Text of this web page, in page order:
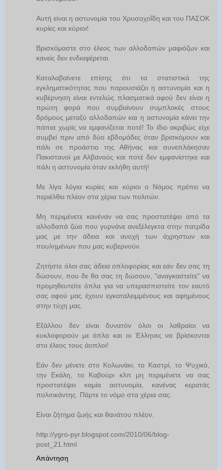
Αυτή είναι η αστυνομία του Χρυσοχοΐδη και του ΠΑΣΟΚ
κυρίες και κύριοι!
Βρισκόμαστε στο έλεος των αλλοδαπών μαφιόζων και
κανείς δεν ενδιαφέρεται.
Καταλαβαίνετε επίσης ότι τα στατιστικά της
εγκληματικότητας που παρουσιάζει η αστυνομία και η
κυβέρνηση είναι εντελώς πλασματικά αφού δεν είναι η
πρώτη φορά που συμβαίνουν συμπλοκές στους
δρόμους μεταξύ αλλοδαπών και η αστυνομία κάνει την
πάπια χωρίς να εμφανίζεται ποτέ! Το ίδιο ακριβώς είχε
συμβεί πριν από δύο εβδομάδες όταν βρισκόμουν και
πάλι σε προάστιο της Αθήνας και συνεπλάκησαν
Πακιστανοί με Αλβανούς και ποτέ δεν εμφανίστηκε και
πάλι η αστυνομία όταν εκλήθη αυτή!
Με λίγα λόγια κυρίες και κύριοι ο Νόμος πρέπει να
περιέλθει πλέον στα χέρια των πολιτών.
Μη περιμένετε κανέναν να σας προστατέψει από τα
αλλοδαπά ζώα που γυρνάνε ανεξέλεγκτα στην πατρίδα
μας με την άδεια και ανοχή των άχρηστων και
πουλημένων που μας κυβερνούν.
Ζητήστε όλοι σας άδεια οπλοφορίας και εάν δεν σας τη
δώσουν, που δε θα σας τη δώσουν, "αναγκαστείτε" να
προμηθευτείτε όπλα για να υπερασπιστείτε τον εαυτό
σας αφού μας έχουν εγκαταλειμμένους και αφημένους
στην τύχη μας.
Εξάλλου δεν είναι δυνατόν όλοι οι λαθραίοι να
κυκλοφορούν με όπλα και οι Έλληνες να βρίσκονται
στο έλεος τους άοπλοι!
Εάν δεν μένετε στο Κολωνάκι, το Καστρί, το Ψυχικό,
την Εκάλη, το Καβούρι κλπ μη περιμένετε να σας
προστατέψει καμία αστυνομία, κανένας κερατάς
πολιτικάντης. Πάρτε το νόμο στα χέρια σας.
Είναι ζήτημα ζωής και θανάτου πλέον.
http://ygro-pyr.blogspot.com/2010/06/blog-
post_21.html
Απάντηση